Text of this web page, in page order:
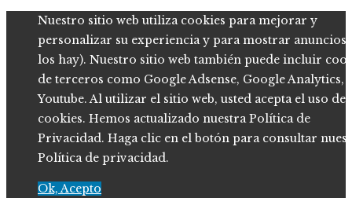
Nuestro sitio web utiliza cookies para mejorar y
personalizar su experiencia y para mostrar anuncios
los hay). Nuestro sitio web también puede incluir
de terceros como Google Adsense, Google Analytics,
Youtube. Al utilizar el sitio web, usted acepta el uso de
cookies. Hemos actualizado nuestra Política de
Privacidad. Haga clic en el botón para consultar
Política de privacidad.
Ok, Acepto